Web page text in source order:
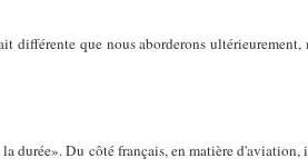
différente que nous aborderons ultérieurement,
durée». Du côté français, en matière